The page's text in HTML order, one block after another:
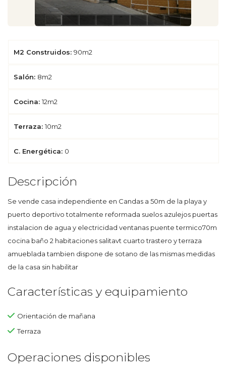
M2 Construidos: 90m2
Salón: 8m2
Cocina: 12m2
Terraza: 10m2
C. Energética: 0
Descripción
Se vende casa independiente en Candas a 50m de la playa y
puerto deportivo totalmente reformada suelos azulejos puertas
instalacion de agua y electricidad ventanas puente termico70m
cocina baño 2 habitaciones salitavt cuarto trastero y terraza
amueblada tambien dispone de sotano de las mismas medidas
de la casa sin habilitar
Características y equipamiento
Orientación de mañana
Terraza
Operaciones disponibles